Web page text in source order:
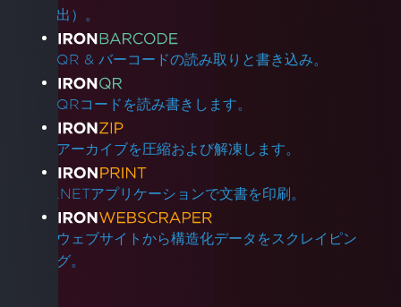
出）。
QR & バーコードの読み取りと書き込み。
QRコードを読み書きします。
アーカイブを圧縮および解凍します。
.NETアプリケーションで文書を印刷。
ウェブサイトから構造化データをスクレイピン
グ。